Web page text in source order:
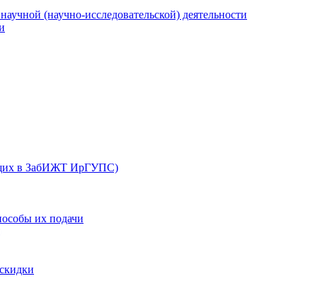
(научно-исследовательской) деятельности
в ЗабИЖТ ИрГУПС)
их подачи